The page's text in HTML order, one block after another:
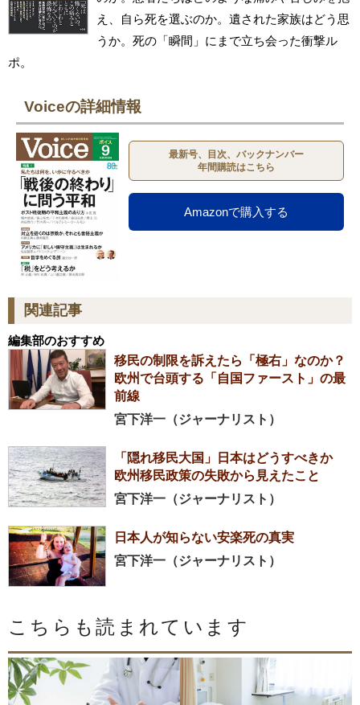
え、自ら死を選ぶのか。遺された家族はどう思
うか。死の「瞬間」にまで立ち会った衝撃ル
ポ。
Voiceの詳細情報
最新号、目次、バックナンバー
年間購読はこちら
Amazonで購入する
関連記事
編集部のおすすめ
移民の制限を訴えたら「極右」なのか？
欧州で台頭する「自国ファースト」の最
前線
宮下洋一（ジャーナリスト）
「隠れ移民大国」日本はどうすべきか
欧州移民政策の失敗から見えたこと
宮下洋一（ジャーナリスト）
日本人が知らない安楽死の真実
宮下洋一（ジャーナリスト）
こちらも読まれています